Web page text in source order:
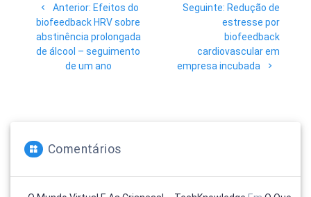
de
Post
Anterior: Post
anterior:
Efeitos do
biofeedback HRV sobre
abstinência prolongada
de álcool – seguimento
de um ano
Seguinte: Post
seguinte:
Redução de
estresse por
biofeedback
cardiovascular em
empresa incubada
Comentários